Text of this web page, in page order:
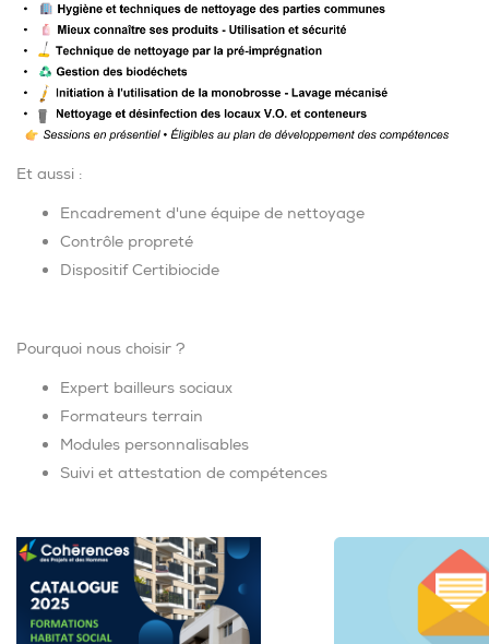
Et aussi :
Encadrement d'une équipe de nettoyage
Contrôle propreté
Dispositif Certibiocide
Pourquoi nous choisir ?
Expert bailleurs sociaux
Formateurs terrain
Modules personnalisables
Suivi et attestation de compétences